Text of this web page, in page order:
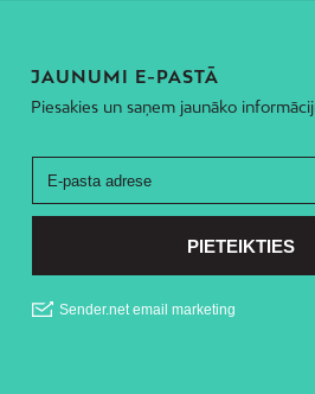
JAUNUMI E-PASTĀ
Piesakies un saņem jaunāko